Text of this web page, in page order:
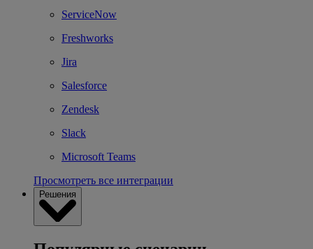
ServiceNow
Freshworks
Jira
Salesforce
Zendesk
Slack
Microsoft Teams
Просмотреть все интеграции
Решения